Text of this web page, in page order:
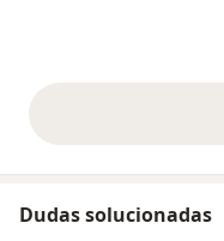
Dudas solucionadas